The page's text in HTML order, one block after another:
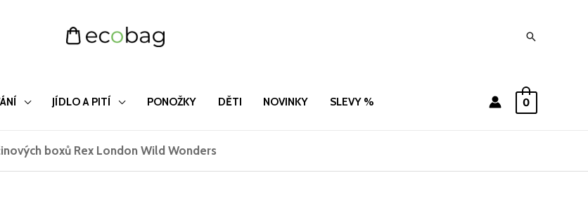
Hledat
JÍDLO A PITÍ PONOŽKY DĚTI NOVINKY SLEVY % 0
boxů Rex London Wild Wonders